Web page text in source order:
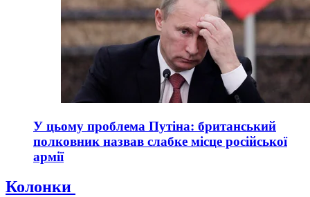
У цьому проблема Путіна: британський
полковник назвав слабке місце російської
армії
Колонки